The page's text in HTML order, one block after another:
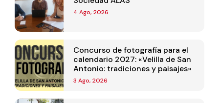
4 Ago, 2026
Concurso de fotografía para el
calendario 2027: «Velilla de San
Antonio: tradiciones y paisajes»
3 Ago, 2026